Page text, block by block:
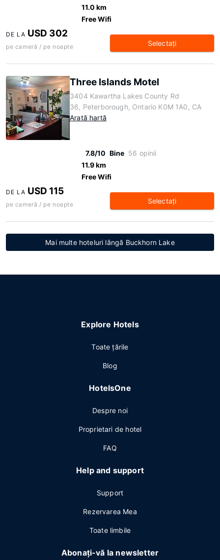
11.0 km
Free Wifi
DE LA USD 302
pe cameră / pe noapte Selectaţi
Three Islands Motel
3404 Kawartha Lakes County Rd
36, Peterborough, Ontario K0M 1A0, CA
Arată hartă
7.8/10 Bine 56 opinii
11.9 km
Free Wifi
DE LA USD 115
pe cameră / pe noapte Selectaţi
Mai multe hoteluri lângă Buckhorn Lake
Explore Hotels
Toate ţările
Blog
HotelsOne
Despre noi
Proprietari de hotel
FAQ
Help and support
Support
Rezervarea Mea
Toate limbile
Abonați-vă la newsletter